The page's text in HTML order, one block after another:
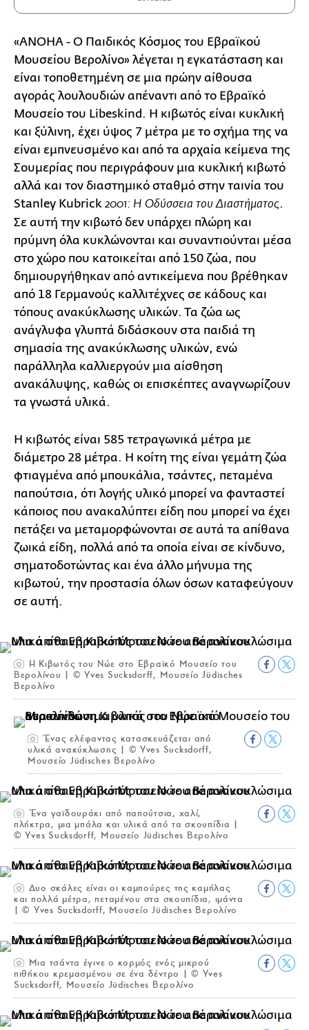
«ANOHA - Ο Παιδικός Κόσμος του Εβραϊκού
Μουσείου Βερολίνο» λέγεται η εγκατάσταση και
είναι τοποθετημένη σε μια πρώην αίθουσα
αγοράς λουλουδιών απέναντι από το Εβραϊκό
Μουσείο του Libeskind. Η κιβωτός είναι κυκλική
και ξύλινη, έχει ύψος 7 μέτρα με το σχήμα της να
είναι εμπνευσμένο και από τα αρχαία κείμενα της
Σουμερίας που περιγράφουν μια κυκλική κιβωτό
αλλά και τον διαστημικό σταθμό στην ταινία του
Stanley Kubrick 2001: Η Οδύσσεια του Διαστήματος.
Σε αυτή την κιβωτό δεν υπάρχει πλώρη και
πρύμνη όλα κυκλώνονται και συναντιούνται μέσα
στο χώρο που κατοικείται από 150 ζώα, που
δημιουργήθηκαν από αντικείμενα που βρέθηκαν
από 18 Γερμανούς καλλιτέχνες σε κάδους και
τόπους ανακύκλωσης υλικών. Τα ζώα ως
ανάγλυφα γλυπτά διδάσκουν στα παιδιά τη
σημασία της ανακύκλωσης υλικών, ενώ
παράλληλα καλλιεργούν μια αίσθηση
ανακάλυψης, καθώς οι επισκέπτες αναγνωρίζουν
τα γνωστά υλικά.
Η κιβωτός είναι 585 τετραγωνικά μέτρα με
διάμετρο 28 μέτρα. Η κοίτη της είναι γεμάτη ζώα
φτιαγμένα από μπουκάλια, τσάντες, πεταμένα
παπούτσια, ότι λογής υλικό μπορεί να φανταστεί
κάποιος που ανακαλύπτει είδη που μπορεί να έχει
πετάξει να μεταμορφώνονται σε αυτά τα απίθανα
ζωικά είδη, πολλά από τα οποία είναι σε κίνδυνο,
σηματοδοτώντας και ένα άλλο μήνυμα της
κιβωτού, την προστασία όλων όσων καταφεύγουν
σε αυτή.
Η Κιβωτός του Νώε στο Εβραϊκό Μουσείο του
Βερολίνου | © Yves Sucksdorff, Μουσείο Jüdisches
Βερολίνο
Ένας ελέφαντας κατασκευάζεται από
υλικά ανακύκλωσης | © Yves Sucksdorff,
Μουσείο Jüdisches Βερολίνο
Ένα γαϊδουράκι από παπούτσια, χαλί,
πλήκτρα, μια μπάλα και υλικά από τα σκουπίδια |
© Yves Sucksdorff, Μουσείο Jüdisches Βερολίνο
Δυο σκάλες είναι οι καμπούρες της καμήλας
και πολλά μέτρα, πεταμένου στα σκουπίδια, ιμάντα
| © Yves Sucksdorff, Μουσείο Jüdisches Βερολίνο
Μια τσάντα έγινε ο κορμός ενός μικρού
πιθήκου κρεμασμένου σε ένα δέντρο | © Yves
Sucksdorff, Μουσείο Jüdisches Βερολίνο